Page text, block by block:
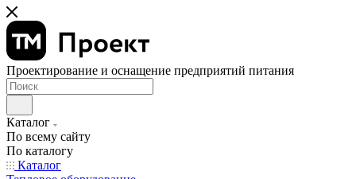
Проектирование и оснащение предприятий питания
Каталог
По всему сайту
По каталогу
Каталог